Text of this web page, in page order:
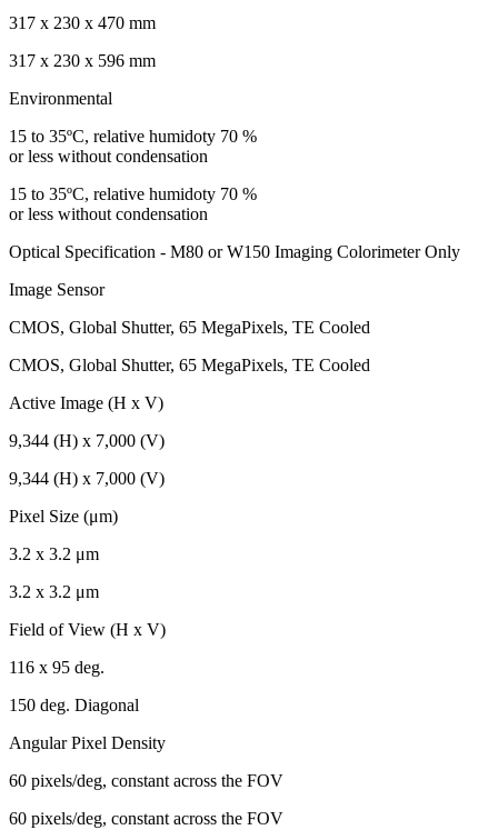
317 x 230 x 470 mm
317 x 230 x 596 mm
Environmental
15 to 35ºC, relative humidoty 70 %
or less without condensation
15 to 35ºC, relative humidoty 70 %
or less without condensation
Optical Specification - M80 or W150 Imaging Colorimeter Only
Image Sensor
CMOS, Global Shutter, 65 MegaPixels, TE Cooled
CMOS, Global Shutter, 65 MegaPixels, TE Cooled
Active Image (H x V)
9,344 (H) x 7,000 (V)
9,344 (H) x 7,000 (V)
Pixel Size (μm)
3.2 x 3.2 μm
3.2 x 3.2 μm
Field of View (H x V)
116 x 95 deg.
150 deg. Diagonal
Angular Pixel Density
60 pixels/deg, constant across the FOV
60 pixels/deg, constant across the FOV